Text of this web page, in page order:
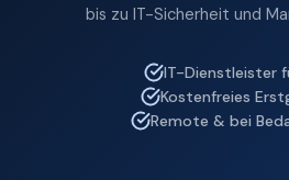
bis zu IT-Sicherheit und
IT-Dienstleister
Kostenfreies
Remote & bei